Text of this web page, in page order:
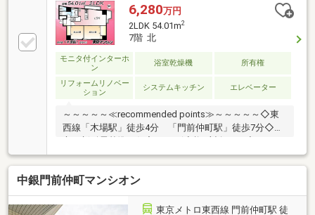
6,280万円
2LDK 54.01m2
7階 北
モニタ付インターホ
ン
浴室乾燥機 所有権
リフォームリノベー
ション
システムキッチン エレベーター
～～～～～≪recommended points≫～～～～～◇東
西線「木場駅」徒歩4分 「門前仲町駅」徒歩7分◇安
心の新耐震基準 住宅ローン減税も対象です◇スカイ
ツリービュー 7階につき贅沢な眺望です◇専有面積
54.01㎡ ゆとりのある広々とした2LDK◇新規リノベ
ーション済み 浴室など水回りも一新◇購入後も安心
のアフターサービス保証付きです～～～～～～～～～
～～～～～～～～～～～～～◆頭金0円から購入可!長
中銀門前仲町マンシオン
東京メトロ東西線 門前仲町駅 徒